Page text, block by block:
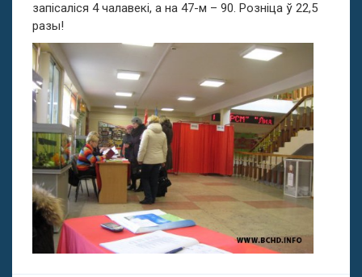
запісаліся 4 чалавекі, а на 47-м – 90. Розніца ў 22,5
разы!